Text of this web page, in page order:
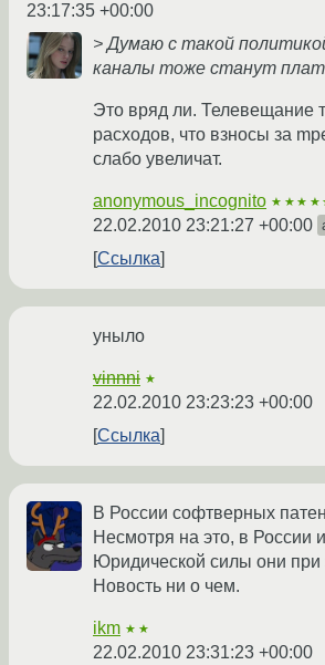
23:17:35 +00:00
> Думаю с такой
каналы тоже станут
Это вряд ли. Телевещание
расходов, что взносы за
слабо увеличат.
anonymous_incognito
22.02.2010 23:21:27 +00:00
Ссылка
уныло
vinnni ★
22.02.2010 23:23:23 +00:00
Ссылка
В России софтверных
Несмотря на это, в России
Юридической силы они при
Новость ни о чем.
ikm ★★
22.02.2010 23:31:23 +00:00